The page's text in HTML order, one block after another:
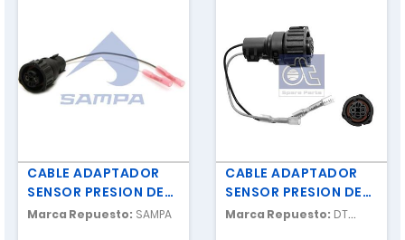
CABLE ADAPTADOR
SENSOR PRESION DE
AIRE
Marca Repuesto: SAMPA
CABLE ADAPTADOR
SENSOR PRESION DE
AIRE
Marca Repuesto: DT